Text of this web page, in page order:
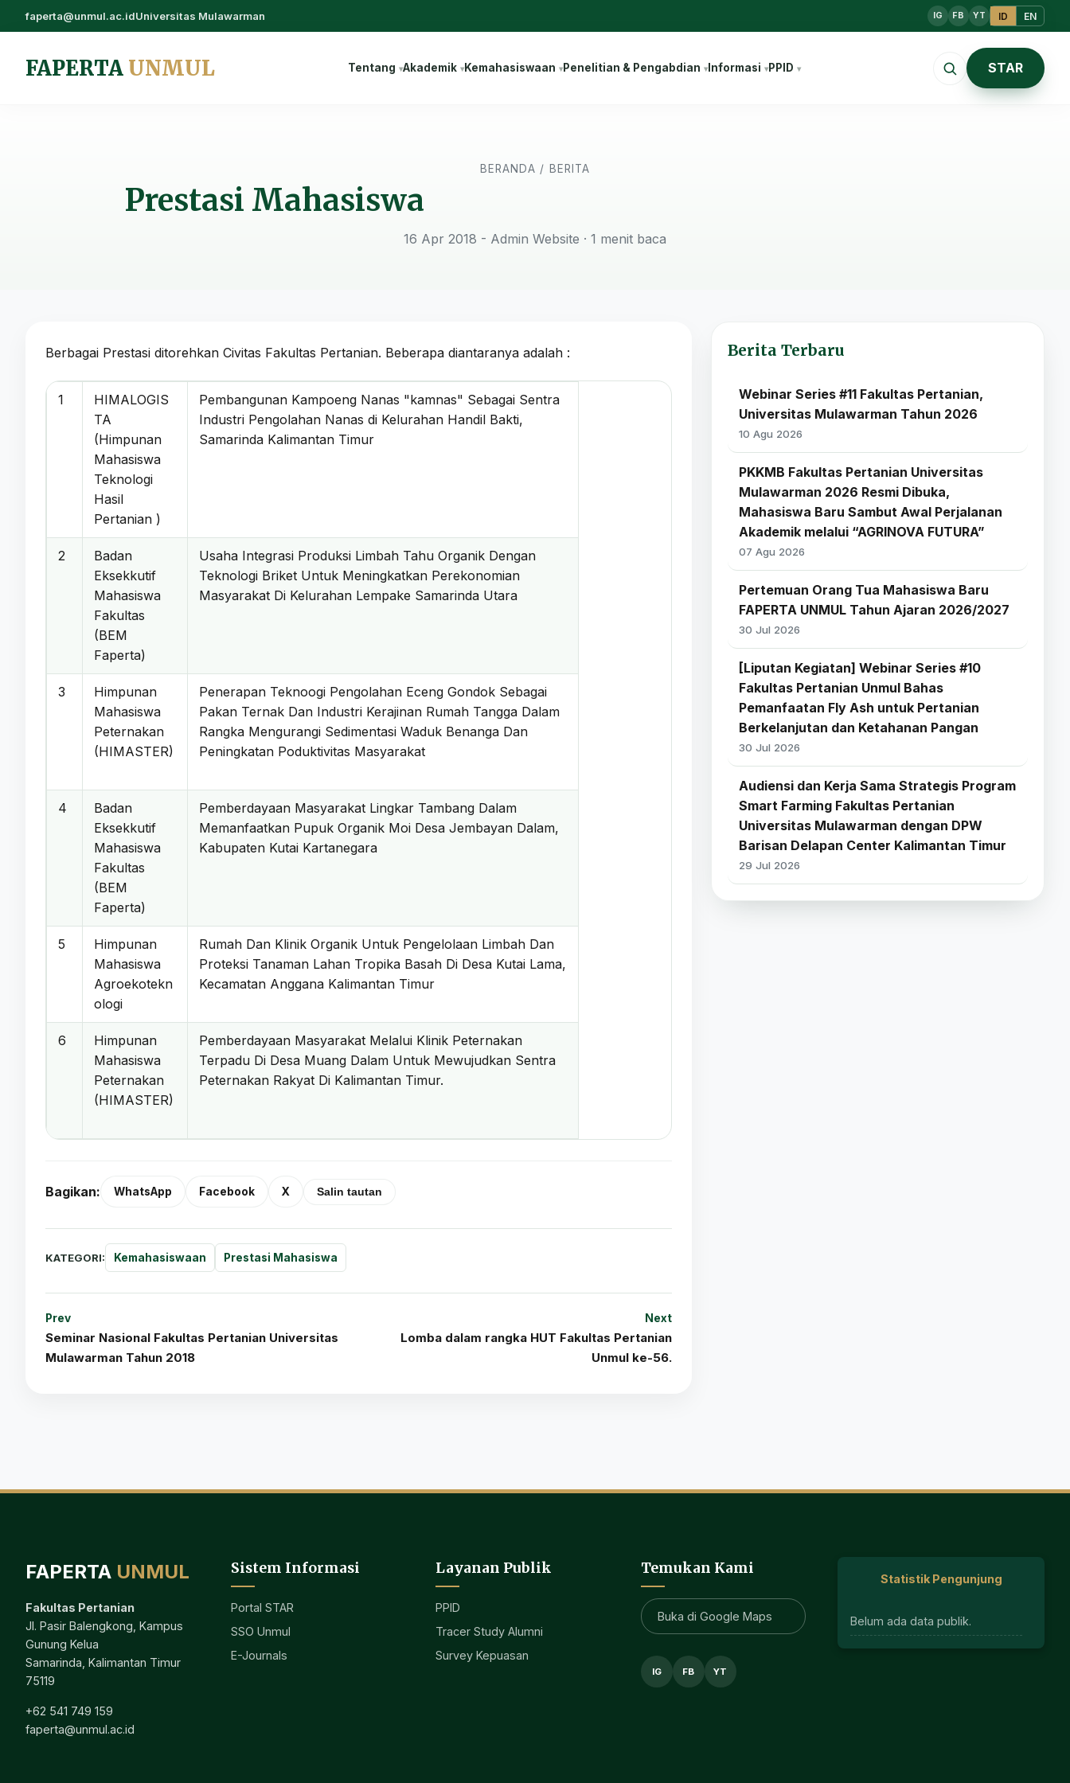
faperta@unmul.ac.idUniversitas Mulawarman IG FB YT ID EN
FAPERTA UNMUL Tentang Akademik Kemahasiswaan Penelitian & Pengabdian Informasi PPID STAR
BERANDA / BERITA
Prestasi Mahasiswa
16 Apr 2018 - Admin Website · 1 menit baca
Berbagai Prestasi ditorehkan Civitas Fakultas Pertanian. Beberapa diantaranya adalah :
1
HIMALOGIS
TA
(Himpunan
Mahasiswa
Teknologi
Hasil
Pertanian )
Pembangunan Kampoeng Nanas "kamnas" Sebagai Sentra
Industri Pengolahan Nanas di Kelurahan Handil Bakti,
Samarinda Kalimantan Timur
2
Badan
Eksekkutif
Mahasiswa
Fakultas
(BEM
Faperta)
Usaha Integrasi Produksi Limbah Tahu Organik Dengan
Teknologi Briket Untuk Meningkatkan Perekonomian
Masyarakat Di Kelurahan Lempake Samarinda Utara
3
Himpunan
Mahasiswa
Peternakan
(HIMASTER)
Penerapan Teknoogi Pengolahan Eceng Gondok Sebagai
Pakan Ternak Dan Industri Kerajinan Rumah Tangga Dalam
Rangka Mengurangi Sedimentasi Waduk Benanga Dan
Peningkatan Poduktivitas Masyarakat
4
Badan
Eksekkutif
Mahasiswa
Fakultas
(BEM
Faperta)
Pemberdayaan Masyarakat Lingkar Tambang Dalam
Memanfaatkan Pupuk Organik Moi Desa Jembayan Dalam,
Kabupaten Kutai Kartanegara
5
Himpunan
Mahasiswa
Agroekotekn
ologi
Rumah Dan Klinik Organik Untuk Pengelolaan Limbah Dan
Proteksi Tanaman Lahan Tropika Basah Di Desa Kutai Lama,
Kecamatan Anggana Kalimantan Timur
6
Himpunan
Mahasiswa
Peternakan
(HIMASTER)
Pemberdayaan Masyarakat Melalui Klinik Peternakan
Terpadu Di Desa Muang Dalam Untuk Mewujudkan Sentra
Peternakan Rakyat Di Kalimantan Timur.
Bagikan: WhatsApp Facebook X Salin tautan
KATEGORI: Kemahasiswaan Prestasi Mahasiswa
Prev
Seminar Nasional Fakultas Pertanian Universitas
Mulawarman Tahun 2018
Next
Lomba dalam rangka HUT Fakultas Pertanian
Unmul ke-56.
Berita Terbaru
Webinar Series #11 Fakultas Pertanian,
Universitas Mulawarman Tahun 2026
10 Agu 2026
PKKMB Fakultas Pertanian Universitas
Mulawarman 2026 Resmi Dibuka,
Mahasiswa Baru Sambut Awal Perjalanan
Akademik melalui “AGRINOVA FUTURA”
07 Agu 2026
Pertemuan Orang Tua Mahasiswa Baru
FAPERTA UNMUL Tahun Ajaran 2026/2027
30 Jul 2026
[Liputan Kegiatan] Webinar Series #10
Fakultas Pertanian Unmul Bahas
Pemanfaatan Fly Ash untuk Pertanian
Berkelanjutan dan Ketahanan Pangan
30 Jul 2026
Audiensi dan Kerja Sama Strategis Program
Smart Farming Fakultas Pertanian
Universitas Mulawarman dengan DPW
Barisan Delapan Center Kalimantan Timur
29 Jul 2026
FAPERTA UNMUL
Fakultas Pertanian
Jl. Pasir Balengkong, Kampus
Gunung Kelua
Samarinda, Kalimantan Timur
75119
+62 541 749 159
faperta@unmul.ac.id
Sistem Informasi
Portal STAR
SSO Unmul
E-Journals
Layanan Publik
PPID
Tracer Study Alumni
Survey Kepuasan
Temukan Kami
Buka di Google Maps
IG FB YT
Statistik Pengunjung
Belum ada data publik.